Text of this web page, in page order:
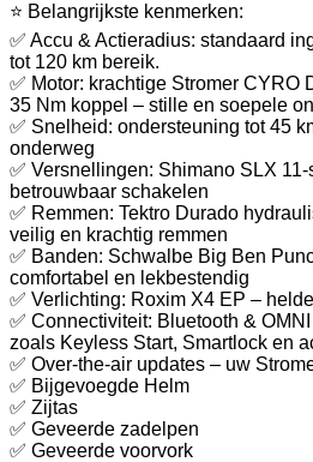
⭐ Belangrijkste kenmerken:
✅ Accu & Actieradius: standaard
tot 120 km bereik.
✅ Motor: krachtige Stromer CYRO
35 Nm koppel – stille en soepele
✅ Snelheid: ondersteuning tot 45
onderweg
✅ Versnellingen: Shimano SLX
betrouwbaar schakelen
✅ Remmen: Tektro Durado
veilig en krachtig remmen
✅ Banden: Schwalbe Big Ben
comfortabel en lekbestendig
✅ Verlichting: Roxim X4 EP –
✅ Connectiviteit: Bluetooth &
zoals Keyless Start, Smartlock en
✅ Over-the-air updates – uw
✅ Bijgevoegde Helm
✅ Zijtas
✅ Geveerde zadelpen
✅ Geveerde voorvork